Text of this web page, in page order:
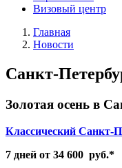
Визовый центр
Главная
Новости
Санкт-
Золотая осень в
Классический Санкт-
7 дней от 34 600 руб.*